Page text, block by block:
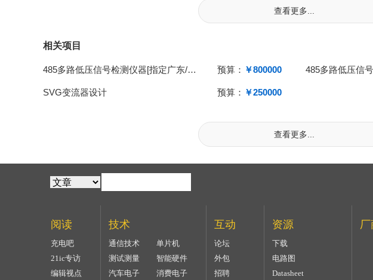
查看更多...
相关项目
485多路低压信号检测仪器[指定广东/东莞/深圳区域} 预算： ￥800000 485多路低压信
SVG变流器设计 预算： ￥250000
查看更多...
阅读
充电吧
21ic专访
编辑视点
技术
通信技术
单片机
测试测量
智能硬件
汽车电子
消费电子
互动
论坛
外包
招聘
资源
下载
电路图
Datasheet